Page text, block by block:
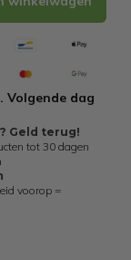
Volgende dag
Geld terug!
tot 30 dagen
voorop =